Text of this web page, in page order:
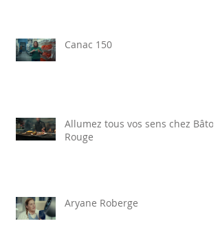
Canac 150
Allumez tous vos sens chez Bâton
Rouge
Aryane Roberge